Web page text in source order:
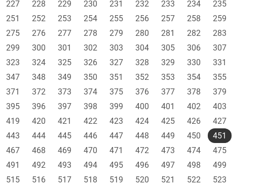
227 228 229 230 231 232 233 234
235
251 252 253 254 255 256 257 258
259
275 276 277 278 279 280 281 282
283
299 300 301 302 303 304 305 306
307
323 324 325 326 327 328 329 330
331
347 348 349 350 351 352 353 354
355
371 372 373 374 375 376 377 378
379
395 396 397 398 399 400 401 402
403
419 420 421 422 423 424 425 426
427
443 444 445 446 447 448 449 450
451
467 468 469 470 471 472 473 474
475
491 492 493 494 495 496 497 498
499
515 516 517 518 519 520 521 522
523